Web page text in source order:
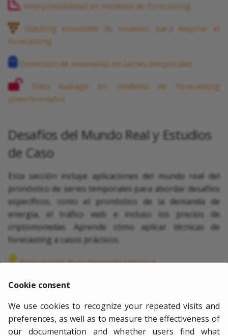
Interpretabilidad en modelos de forecasting
Stacking ensemble de modelos para mejorar el
forecasting
Detección de anomalías en series temporales
Data leakage en modelos de forecasting
preentrenados
Desafíos del Mundo Real y Estudios
de Caso
Esta sección incluye aplicaciones del mundo real del
pronóstico de series temporales para abordar desafíos
específicos, como el pronóstico de la demanda de
energía, el tráfico web e incluso los precios de
criptomonedas. Aprende cómo aplicar técnicas de
forecasting a casos prácticos.
Forecasting de la demanda eléctrica
Forecasting de las visitas a una página web
Predicción demanda intermitente
Reducir el impacto del Covid en modelos de
Cookie consent
We use cookies to recognize your repeated visits and
preferences, as well as to measure the effectiveness of
our documentation and whether users find what